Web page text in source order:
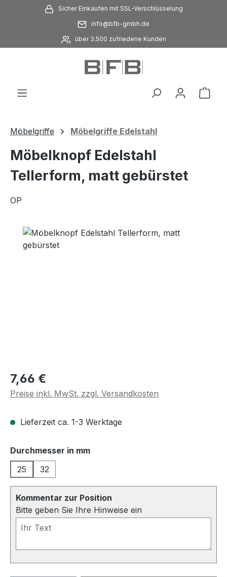
Zum Hauptinhalt springenSicher Einkaufen mit SSL-Verschlüsselung
info@bfb-gmbh.de
über 3.500 zufriedene Kunden
Möbelgriffe Möbelgriffe Edelstahl
Möbelknopf Edelstahl
Tellerform, matt gebürstet
OP
Regulärer Preis:
7,66 €
Preise inkl. MwSt. zzgl. Versandkosten
Lieferzeit ca. 1-3 Werktage
Durchmesser in mmauswählen
25
32
Kommentar zur Position
Bitte geben Sie Ihre Hinweise ein